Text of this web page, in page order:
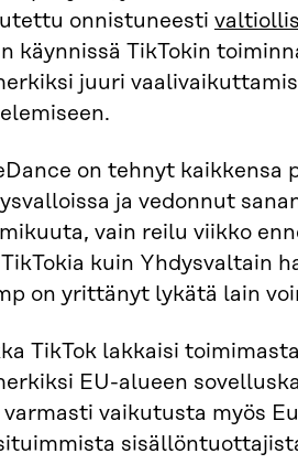
onnistuneesti
käynnissä TikTokin
juuri
on tehnyt kaikkensa
ja vedonnut
vain reilu viikko
kuin Yhdysvaltain
on yrittänyt lykätä lain
TikTok lakkaisi
EU-alueen
vaikutusta myös